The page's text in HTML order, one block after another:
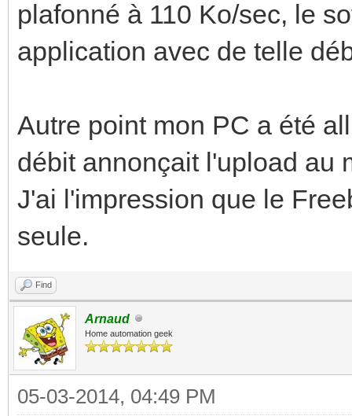
plafonné à 110 Ko/sec, le
application avec de telle
Autre point mon PC a été
débit annonçait l'upload au
J'ai l'impression que le
seule.
Find
Arnaud
Home automation geek
05-03-2014, 04:49 PM